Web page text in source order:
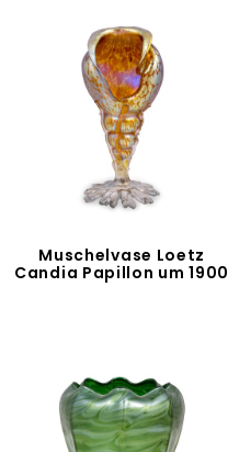
Muschelvase Loetz
Candia Papillon um 1900